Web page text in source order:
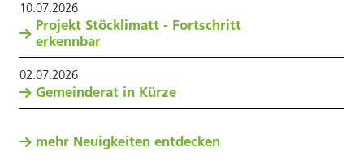
10.07.2026
Projekt Stöcklimatt - Fortschritt
erkennbar
02.07.2026
Gemeinderat in Kürze
mehr Neuigkeiten entdecken